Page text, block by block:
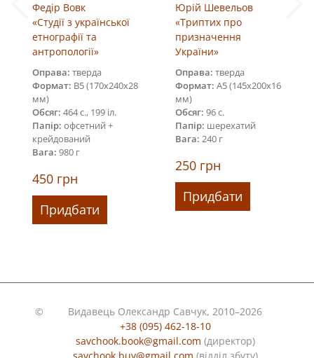
Федір Вовк
«Студії з української
етнографії та
антропології»
Оправа: тверда
Формат: В5 (170х240х28
мм)
Обсяг: 464 с., 199 іл.
Папір: офсетний +
крейдований
Вага: 980 г
450 грн
Придбати
Юрій Шевельов
«Триптих про
призначення
України»
Оправа: тверда
Формат: А5 (145х200х16
мм)
Обсяг: 96 с.
Папір: шерехатий
Вага: 240 г
250 грн
Придбати
©
Видавець Олександр Савчук, 2010–2026
+38 (095) 462-18-10
savchook.book@gmail.com (директор)